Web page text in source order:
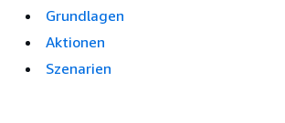
Grundlagen
Aktionen
Szenarien